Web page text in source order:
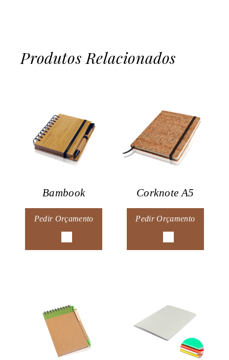
Produtos Relacionados
Bambook
Pedir Orçamento
Corknote A5
Pedir Orçamento